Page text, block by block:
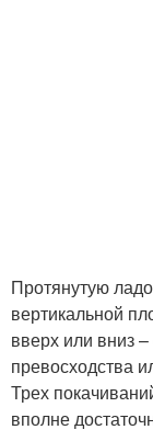
Протянутую
вертикальной
вверх или вниз
превосходства
Трех
вполне